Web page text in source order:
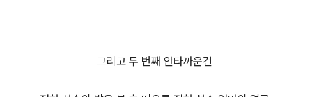
그리고 두 번째 안타까운건